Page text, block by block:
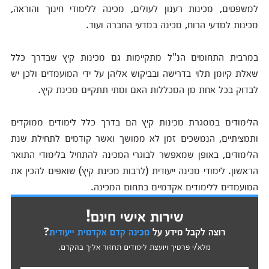
למשפטים, מכינות רענון לעולים, מכינה ללימודי חינוך והוראה,
מכינות למדעי הרוח, מכינה במדעי החברה ועוד.
במרבית התחומים הנ"ל מתקיימות גם מכינות קיץ שבדרך כלל
שאלת קיומן תלוי בדרישה ובביקוש אליהן על ידי המועמדים ולכן יש
לבדוק בכל אחת מן המכללות האם ומתי תתקיים מכינת קיץ.
הלימודים במסגרת מכינות קיץ הם בדרך כלל לימודים ממוקדים
ותמציתיים, הנמשכים זמן לא ממושך ואשר קודמים לתחילת שנת
הלימודים, באופן שמאפשר לבוגרי המכינה להתחיל בלימודי התואר
הראשון. לימודי מכינה ייעודית (לרבות מכינת קיץ) שואפים להכין את
המועמדים ללימודים אקדמיים בתחום המכינה.
שירות אישי חינם!
רוצה לקבל מידע עלמכינה קדם אקדמית ייעודית?
מלא/י פרטיך ויועצת לימודים תחזור אליך בהקדם.